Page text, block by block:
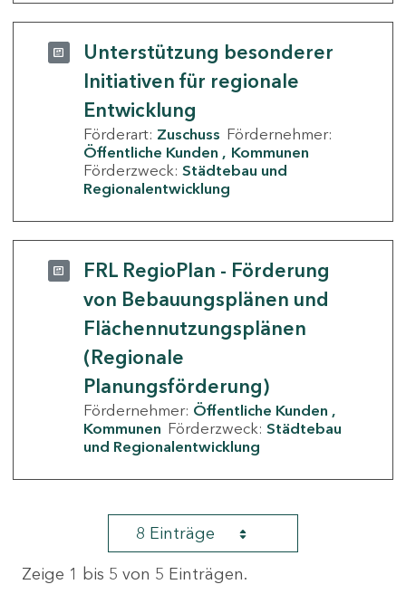
Unterstützung besonderer
Initiativen für regionale
Entwicklung
Förderart: Zuschuss Fördernehmer:
Öffentliche Kunden
Kommunen
Förderzweck: Städtebau und
Regionalentwicklung
FRL RegioPlan - Förderung
von Bebauungsplänen und
Flächennutzungsplänen
(Regionale
Planungsförderung)
Fördernehmer: Öffentliche Kunden
Kommunen Förderzweck: Städtebau
und Regionalentwicklung
8 Einträge
Zeige 1 bis 5 von 5 Einträgen.